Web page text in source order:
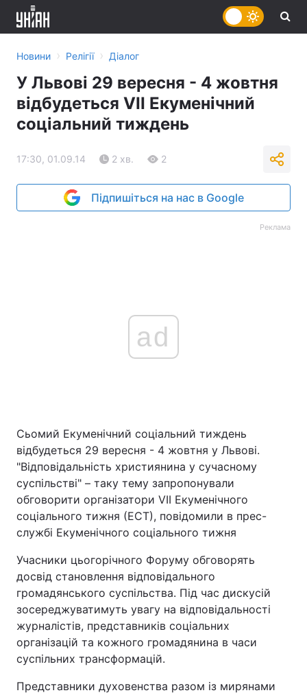
Новини › Релігії › Діалог
У Львові 29 вересня - 4 жовтня
відбудеться VII Екуменічний
соціальний тиждень
17:30, 01.09.14 2 хв. 2
Підпишіться на нас в Google
Реклама
ad
Сьомий Екуменічний соціальний тиждень
відбудеться 29 вересня - 4 жовтня у Львові.
"Відповідальність християнина у сучасному
суспільстві" – таку тему запропонували
обговорити організатори VII Екуменічного
соціального тижня (ЕСТ), повідомили в прес-
службі Екуменічного соціального тижня
Учасники цьогорічного Форуму обговорять
досвід становлення відповідального
громадянського суспільства. Під час дискусій
зосереджуватимуть увагу на відповідальності
журналістів, представників соціальних
організацій та кожного громадянина в часи
суспільних трансформацій.
Представники духовенства разом із мирянами